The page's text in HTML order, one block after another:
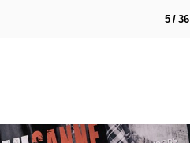
5 / 36